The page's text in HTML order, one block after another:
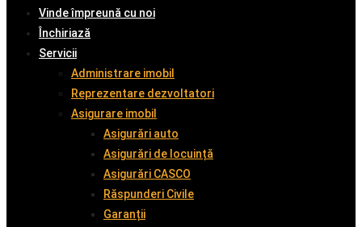
Vinde împreună cu noi
Închiriază
Servicii
Administrare imobil
Reprezentare dezvoltatori
Asigurare imobil
Asigurări auto
Asigurări de locuință
Asigurări CASCO
Răspunderi Civile
Garanții